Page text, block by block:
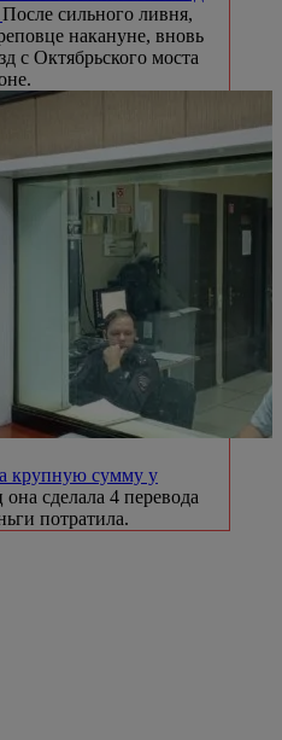
После сильного ливня,
накануне, вновь
с Октябрьского моста
крупную сумму у
она сделала 4 перевода
потратила.